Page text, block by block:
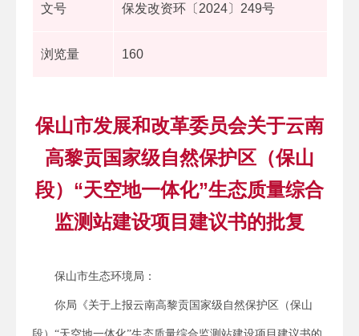
文号 保发改资环〔2024〕249号
浏览量 160
保山市发展和改革委员会关于云南
高黎贡国家级自然保护区（保山
段）“天空地一体化”生态质量综合
监测站建设项目建议书的批复
保山市生态环境局：
你局《关于上报云南高黎贡国家级自然保护区（保山